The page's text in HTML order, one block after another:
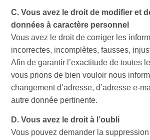
C. Vous avez le droit de modifier et
données à caractère personnel
Vous avez le droit de corriger les
incorrectes, incomplètes, fausses,
Afin de garantir l’exactitude de toutes
vous prions de bien vouloir nous
changement d’adresse, d’adresse e-
autre donnée pertinente.
D. Vous avez le droit à l’oubli
Vous pouvez demander la